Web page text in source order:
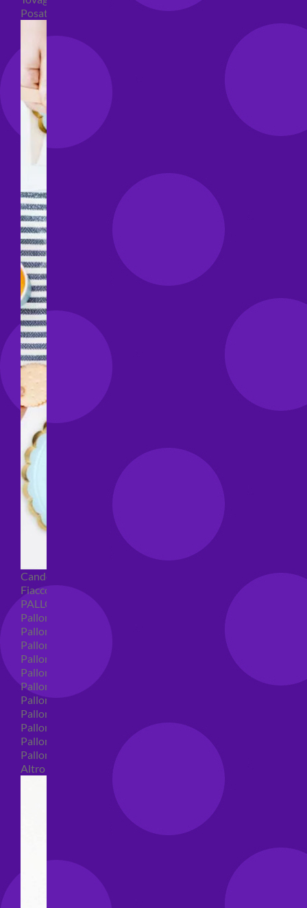
Posate per feste
Candeline compleanno
Fiaccole
PALLONCINI
Palloncini in lattice
Palloncini in lattice monocolore
Palloncini in lattice monocolore dimensione 5"
Palloncini in lattice monocolore dimensione 10"
Palloncini in lattice monocolore dimensione 12"
Palloncini in lattice monocolore dimensione 16"
Palloncini in lattice decorati
Palloncini in lattice decorati dimensione 5"
Palloncini in lattice decorati dimensione 10"
Palloncini in lattice decorati dimensione 12"
Palloncini in lattice decorati dimensione 16"
Altro